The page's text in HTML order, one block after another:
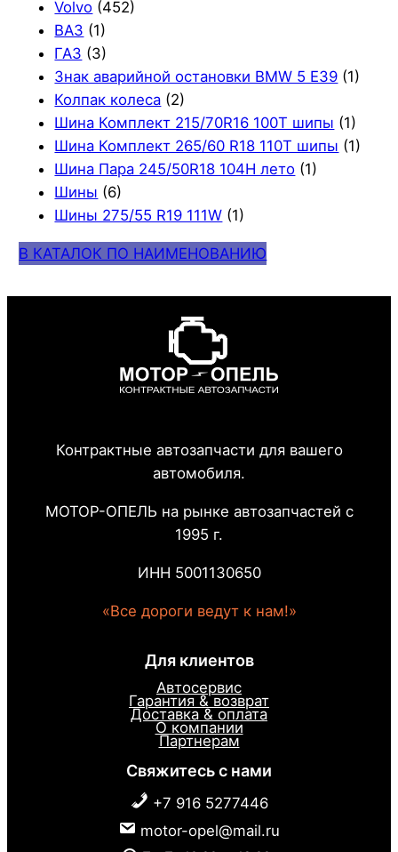
Volvo (452)
ВАЗ (1)
ГАЗ (3)
Знак аварийной остановки BMW 5 E39 (1)
Колпак колеса (2)
Шина Комплект 215/70R16 100T шипы (1)
Шина Комплект 265/60 R18 110T шипы (1)
Шина Пара 245/50R18 104H лето (1)
Шины (6)
Шины 275/55 R19 111W (1)
В КАТАЛОК ПО НАИМЕНОВАНИЮ
Контрактные автозапчасти для вашего
автомобиля.
МОТОР-ОПЕЛЬ на рынке автозапчастей с
1995 г.
ИНН 5001130650
«Все дороги ведут к нам!»
Для клиентов
Автосервис
Гарантия & возврат
Доставка & оплата
О компании
Партнерам
Свяжитесь с нами
+7 916 5277446
motor-opel@mail.ru